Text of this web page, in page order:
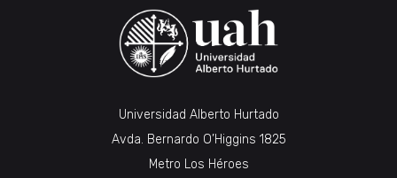
Universidad Alberto Hurtado
Avda. Bernardo O’Higgins 1825
Metro Los Héroes